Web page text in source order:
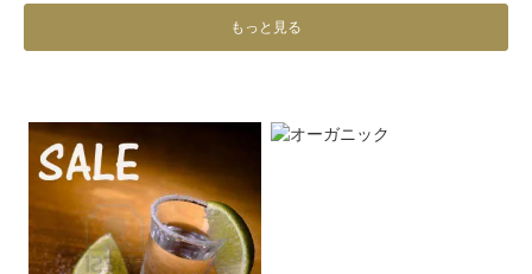
もっと見る